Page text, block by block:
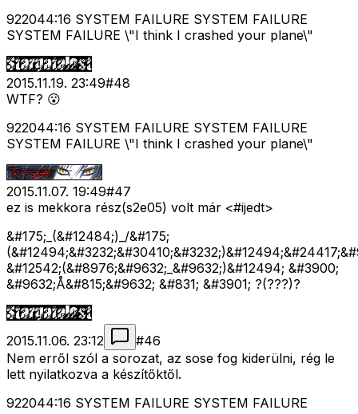
922044:16 SYSTEM FAILURE SYSTEM FAILURE
SYSTEM FAILURE \"I think I crashed your plane\"
2015.11.19. 23:49#48
WTF? 😮
922044:16 SYSTEM FAILURE SYSTEM FAILURE
SYSTEM FAILURE \"I think I crashed your plane\"
2015.11.07. 19:49#47
ez is mekkora rész(s2e05) volt már <#ijedt>
&#175;_(&#12484;)_/&#175;
&#12542;(&#8976;&#9632;_&#9632;)&#12494; &#3900;
&#9632;Å&#815;&#9632; &#831; &#3901; ?(???)?
2015.11.06. 23:12 #46
Nem erről szól a sorozat, az sose fog kiderülni, rég le
lett nyilatkozva a készítőktől.
922044:16 SYSTEM FAILURE SYSTEM FAILURE